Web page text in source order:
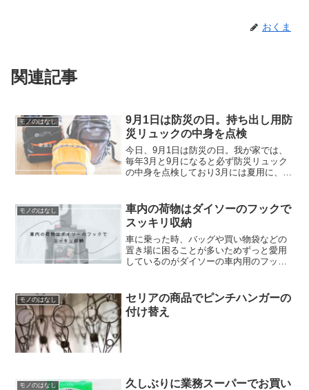
おくま
関連記事
モノのはなし
9月1日は防災の日。持ち出し用防
災リュックの中身を点検
今日、9月1日は防災の日。我が家では、
毎年3月と9月になると必ず防災リュック
の中身を点検しており3月には夏用に、9
兼ねて持ち出し用防災リュックの中身を
点検しました。準備...
モノのはなし
車内の荷物はダイソーのフックで
スッキリ収納
車に乗った時、バッグや買い物袋などの
置き場に困ることが多いためずっと愛用
しているのがダイソーの車内用のフッ
めるカーフック価格：110円（税込）購入
店舗：ダイソー耐荷重：...
モノのはなし
セリアの商品でピンチハンガーの
付け替え
モノのはなし
久しぶりに業務スーパーでお買い